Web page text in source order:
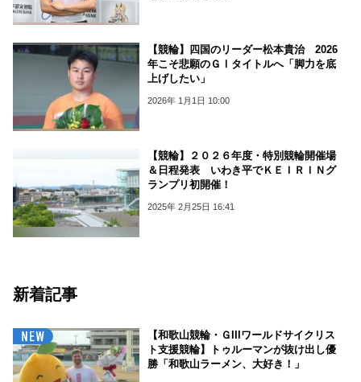
【競輪】四国のリーダー松本貴治 2026
年こそ悲願のＧⅠタイトルへ「脚力を底
上げしたい」
2026年 1月1日 10:00
【競輪】２０２６年度・特別競輪開催場
＆日程発表 いわき平でＫＥＩＲＩＮグ
ランプリ初開催！
2025年 2月25日 16:41
新着記事
【和歌山競輪・ＧIIIワールドサイクリス
ト支援競輪】トゥルーマンが抜け出し優
勝「和歌山ラーメン、大好き！」